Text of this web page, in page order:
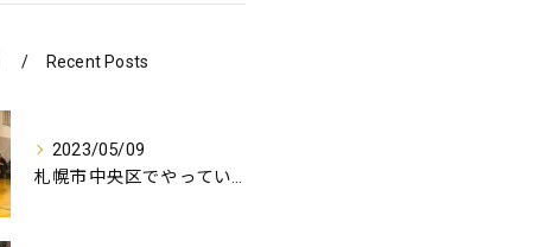
Recent Posts
2023/05/09
札幌市中央区でやっているキッズサッカースクール(教室)活動中｜蹴道サッカークラブ